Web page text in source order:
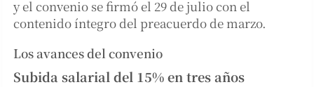
y el convenio se firmó el 29 de julio con el
contenido íntegro del preacuerdo de marzo.
Los avances del convenio
Subida salarial del 15% en tres años